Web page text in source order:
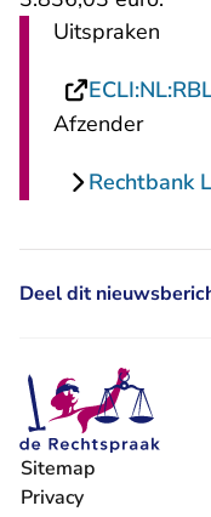
Uitspraken
Afzender
Rechtbank
Deel dit
Sitemap
Privacy